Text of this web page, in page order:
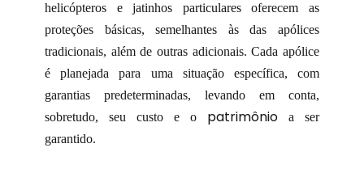
helicópteros e jatinhos particulares oferecem as
proteções básicas, semelhantes às das apólices
tradicionais, além de outras adicionais. Cada apólice
é planejada para uma situação específica, com
garantias predeterminadas, levando em conta,
sobretudo, seu custo e o patrimônio a ser
garantido.